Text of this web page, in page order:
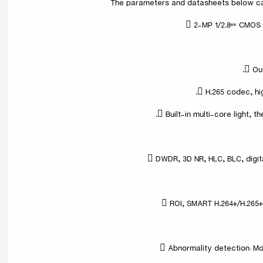
 2-MP 1/2.8""

 H.265 codec,
 Built-in multi-core light,
 DWDR, 3D NR, HLC, BLC,
 ROI, SMART H.264+/
 Abnormality detection: